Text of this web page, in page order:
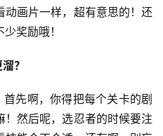
画片一样，超有意思的！还
奖励哦！
？
先啊，你得把每个关卡的剧
然后呢，选忍者的时候要注